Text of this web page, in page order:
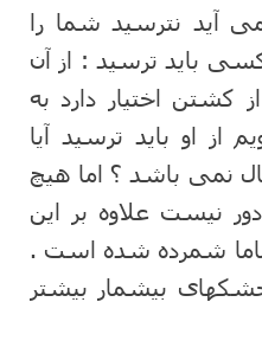
آید نترسید شما را
باید ترسید : از آن
اختیار دارد به
از او باید ترسید آیا
نمی باشد ؟ اما هیچ
نیست علاوه بر این
شمرده شده است .
بیشمار بیشتر